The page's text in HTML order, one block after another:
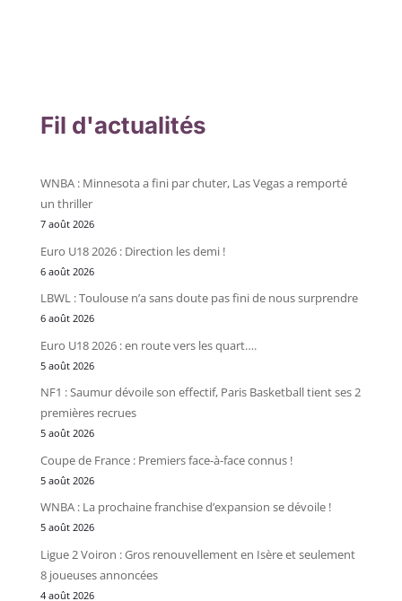
Fil d'actualités
WNBA : Minnesota a fini par chuter, Las Vegas a remporté
un thriller
7 août 2026
Euro U18 2026 : Direction les demi !
6 août 2026
LBWL : Toulouse n’a sans doute pas fini de nous surprendre
6 août 2026
Euro U18 2026 : en route vers les quart….
5 août 2026
NF1 : Saumur dévoile son effectif, Paris Basketball tient ses 2
premières recrues
5 août 2026
Coupe de France : Premiers face-à-face connus !
5 août 2026
WNBA : La prochaine franchise d’expansion se dévoile !
5 août 2026
Ligue 2 Voiron : Gros renouvellement en Isère et seulement
8 joueuses annoncées
4 août 2026